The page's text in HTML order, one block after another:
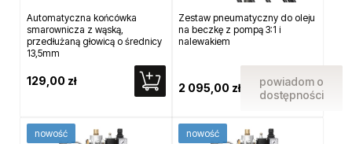
Automatyczna końcówka
smarownicza z wąską,
przedłużaną głowicą o średnicy
13,5mm
129,00 zł
Zestaw pneumatyczny do oleju
na beczkę z pompą 3:1 i
nalewakiem
2 095,00 zł
powiadom o
dostępności
nowość nowość